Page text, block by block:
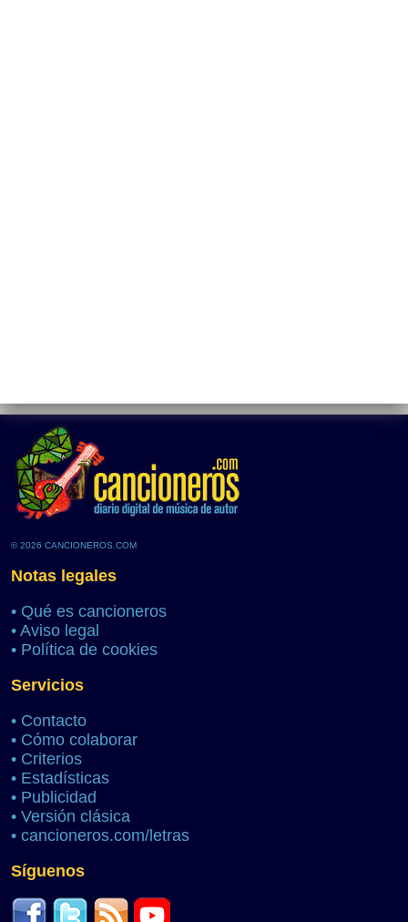
© 2026 CANCIONEROS.COM
Notas legales
• Qué es cancioneros
• Aviso legal
• Política de cookies
Servicios
• Contacto
• Cómo colaborar
• Criterios
• Estadísticas
• Publicidad
• Versión clásica
• cancioneros.com/letras
Síguenos